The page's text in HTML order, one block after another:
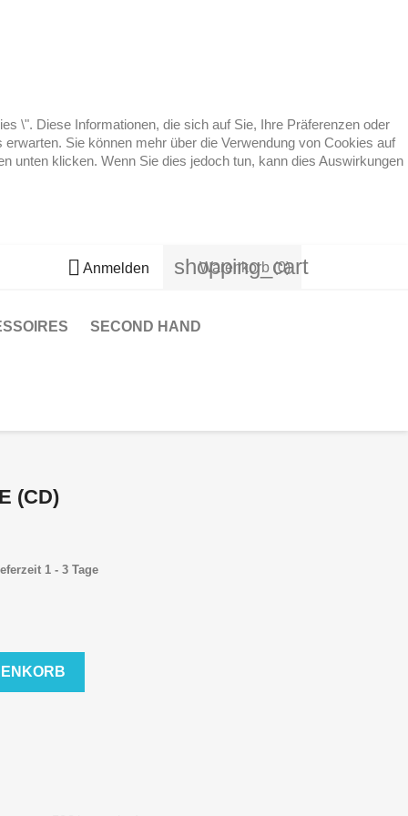
\". Diese Informationen, die sich auf Sie, Ihre Präferenzen oder
Sie können mehr über die Verwendung von Cookies auf
unten klicken. Wenn Sie dies jedoch tun, kann dies Auswirkungen
 Anmelden shopping_cart
Warenkorb (0)
SECOND HAND
(CD)
1 - 3 Tage